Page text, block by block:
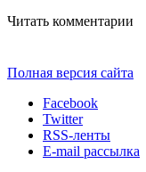
Читать комментарии
Полная версия сайта
Facebook
Twitter
RSS-ленты
E-mail рассылка